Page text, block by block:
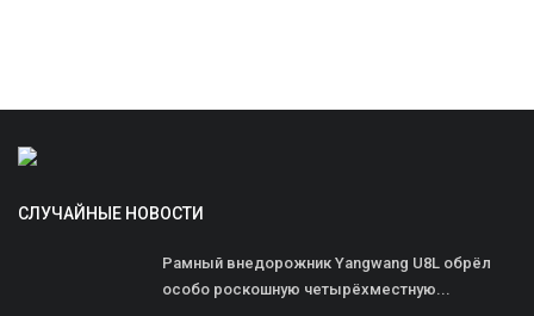
СЛУЧАЙНЫЕ НОВОСТИ
Рамный внедорожник Yangwang U8L обрёл
особо роскошную четырёхместную...